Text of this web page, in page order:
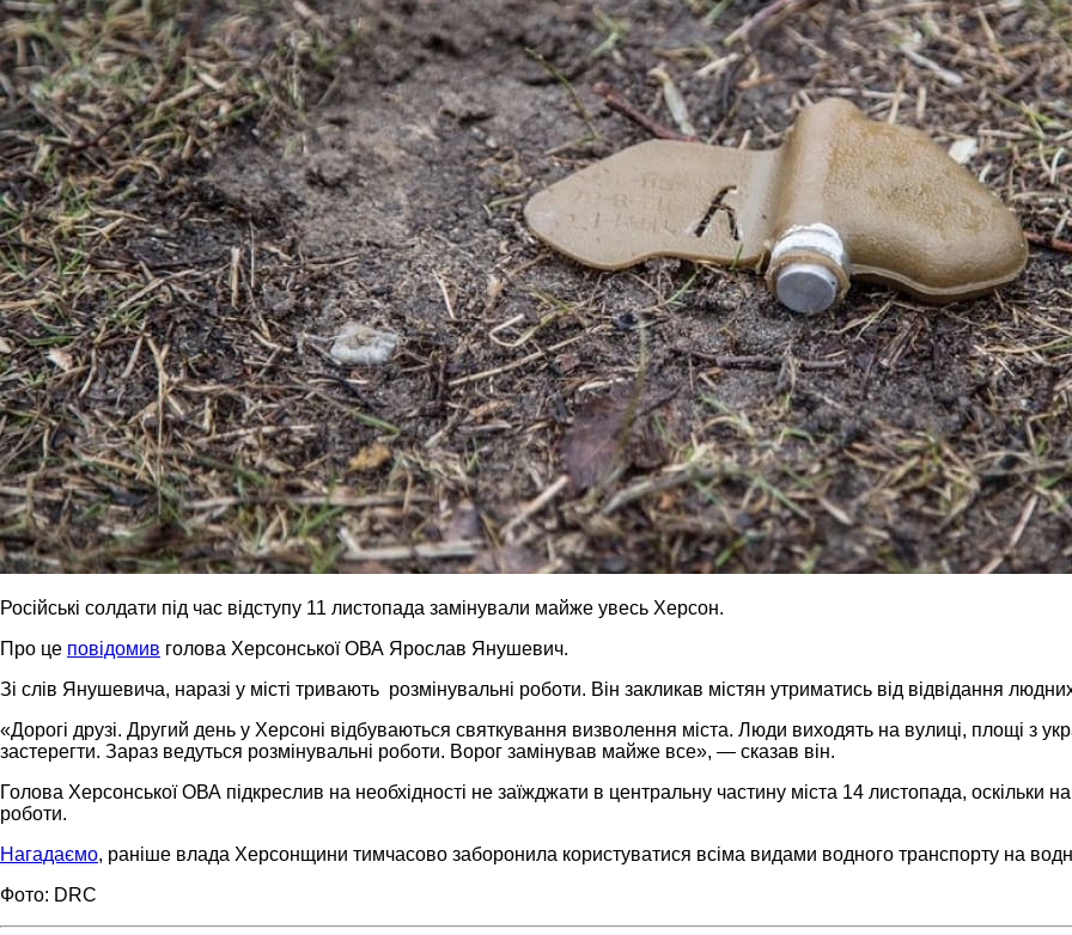
Російські солдати під час відступу 11 листопада замінували майже увесь Херсон.
Про це повідомив голова Херсонської ОВА Ярослав Янушевич.
Зі слів Янушевича, наразі у місті тривають розмінувальні роботи. Він закликав містян утриматись від відвідання
«Дорогі друзі. Другий день у Херсоні відбуваються святкування визволення міста. Люди виходять на вулиці, площі з
застерегти. Зараз ведуться розмінувальні роботи. Ворог замінував майже все», — сказав він.
Голова Херсонської ОВА підкреслив на необхідності не заїжджати в центральну частину міста 14 листопада, оскільки
роботи.
Нагадаємо, раніше влада Херсонщини тимчасово заборонила користуватися всіма видами водного транспорту на
Фото: DRC